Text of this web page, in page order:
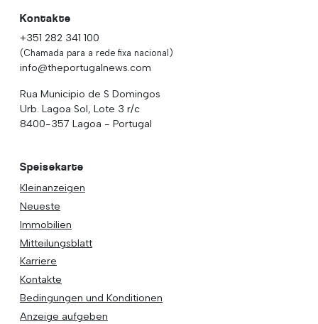
Kontakte
+351 282 341 100
(Chamada para a rede fixa nacional)
info@theportugalnews.com
Rua Municipio de S Domingos
Urb. Lagoa Sol, Lote 3 r/c
8400-357 Lagoa - Portugal
Speisekarte
Kleinanzeigen
Neueste
Immobilien
Mitteilungsblatt
Karriere
Kontakte
Bedingungen und Konditionen
Anzeige aufgeben